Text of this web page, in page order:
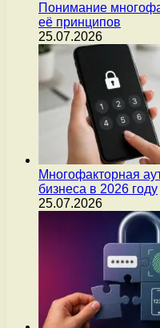
Понимание
её принципов
25.07.2026
Многофакторная
бизнеса в 2026 году
25.07.2026